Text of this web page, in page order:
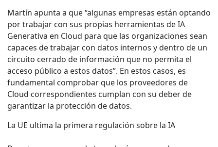
Martín apunta a que “algunas empresas están optando
por trabajar con sus propias herramientas de IA
Generativa en Cloud para que las organizaciones sean
capaces de trabajar con datos internos y dentro de un
circuito cerrado de información que no permita el
acceso público a estos datos”. En estos casos, es
fundamental comprobar que los proveedores de
Cloud correspondientes cumplan con su deber de
garantizar la protección de datos.
La UE ultima la primera regulación sobre la IA